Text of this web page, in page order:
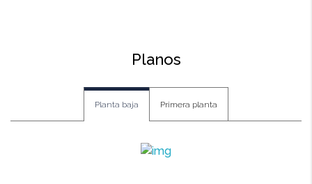
Planos
Planta baja Primera planta